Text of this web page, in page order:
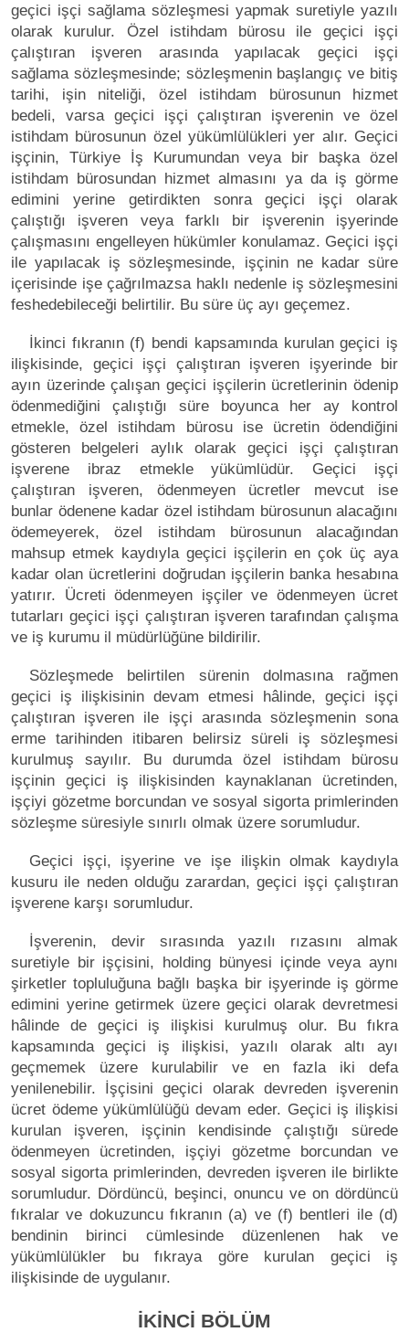
geçici işçi sağlama sözleşmesi yapmak suretiyle yazılı
olarak kurulur. Özel istihdam bürosu ile geçici işçi
çalıştıran işveren arasında yapılacak geçici işçi
sağlama sözleşmesinde; sözleşmenin başlangıç ve bitiş
tarihi, işin niteliği, özel istihdam bürosunun hizmet
bedeli, varsa geçici işçi çalıştıran işverenin ve özel
istihdam bürosunun özel yükümlülükleri yer alır. Geçici
işçinin, Türkiye İş Kurumundan veya bir başka özel
istihdam bürosundan hizmet almasını ya da iş görme
edimini yerine getirdikten sonra geçici işçi olarak
çalıştığı işveren veya farklı bir işverenin işyerinde
çalışmasını engelleyen hükümler konulamaz. Geçici işçi
ile yapılacak iş sözleşmesinde, işçinin ne kadar süre
içerisinde işe çağrılmazsa haklı nedenle iş sözleşmesini
feshedebileceği belirtilir. Bu süre üç ayı geçemez.
İkinci fıkranın (f) bendi kapsamında kurulan geçici iş
ilişkisinde, geçici işçi çalıştıran işveren işyerinde bir
ayın üzerinde çalışan geçici işçilerin ücretlerinin ödenip
ödenmediğini çalıştığı süre boyunca her ay kontrol
etmekle, özel istihdam bürosu ise ücretin ödendiğini
gösteren belgeleri aylık olarak geçici işçi çalıştıran
işverene ibraz etmekle yükümlüdür. Geçici işçi
çalıştıran işveren, ödenmeyen ücretler mevcut ise
bunlar ödenene kadar özel istihdam bürosunun alacağını
ödemeyerek, özel istihdam bürosunun alacağından
mahsup etmek kaydıyla geçici işçilerin en çok üç aya
kadar olan ücretlerini doğrudan işçilerin banka hesabına
yatırır. Ücreti ödenmeyen işçiler ve ödenmeyen ücret
tutarları geçici işçi çalıştıran işveren tarafından çalışma
ve iş kurumu il müdürlüğüne bildirilir.
Sözleşmede belirtilen sürenin dolmasına rağmen
geçici iş ilişkisinin devam etmesi hâlinde, geçici işçi
çalıştıran işveren ile işçi arasında sözleşmenin sona
erme tarihinden itibaren belirsiz süreli iş sözleşmesi
kurulmuş sayılır. Bu durumda özel istihdam bürosu
işçinin geçici iş ilişkisinden kaynaklanan ücretinden,
işçiyi gözetme borcundan ve sosyal sigorta primlerinden
sözleşme süresiyle sınırlı olmak üzere sorumludur.
Geçici işçi, işyerine ve işe ilişkin olmak kaydıyla
kusuru ile neden olduğu zarardan, geçici işçi çalıştıran
işverene karşı sorumludur.
İşverenin, devir sırasında yazılı rızasını almak
suretiyle bir işçisini, holding bünyesi içinde veya aynı
şirketler topluluğuna bağlı başka bir işyerinde iş görme
edimini yerine getirmek üzere geçici olarak devretmesi
hâlinde de geçici iş ilişkisi kurulmuş olur. Bu fıkra
kapsamında geçici iş ilişkisi, yazılı olarak altı ayı
geçmemek üzere kurulabilir ve en fazla iki defa
yenilenebilir. İşçisini geçici olarak devreden işverenin
ücret ödeme yükümlülüğü devam eder. Geçici iş ilişkisi
kurulan işveren, işçinin kendisinde çalıştığı sürede
ödenmeyen ücretinden, işçiyi gözetme borcundan ve
sosyal sigorta primlerinden, devreden işveren ile birlikte
sorumludur. Dördüncü, beşinci, onuncu ve on dördüncü
fıkralar ve dokuzuncu fıkranın (a) ve (f) bentleri ile (d)
bendinin birinci cümlesinde düzenlenen hak ve
yükümlülükler bu fıkraya göre kurulan geçici iş
ilişkisinde de uygulanır.
İKİNCİ BÖLÜM